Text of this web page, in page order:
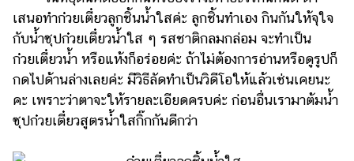
ทอง
ราคา
น้ำมัน
วา
ไร
ตี้
เสนอทำก๋วยเตี๋ยวลูกชิ้นน้ำใสค่ะ ลูกชิ้นทำเอง กินกันให้จุใจ
กับน้ำซุปก๋วยเตี๋ยวน้ำใส ๆ รสชาติกลมกล่อม จะทำเป็น
ก๋วยเตี๋ยวน้ำ หรือแห้งก็อร่อยค่ะ ถ้าไม่ต้องการอ่านหรือดูรูปก็
กดไปด้านล่างเลยค่ะ มีวิธีลัดทำเป็นวิดีโอให้แล้วเช่นเคยนะ
คะ เพราะว่าตาจะให้รายละเอียดครบค่ะ ก่อนอื่นเรามาต้มน้ำ
ซุปก๋วยเตี๋ยวสูตรน้ำใสกิ๊กกันดีกว่า